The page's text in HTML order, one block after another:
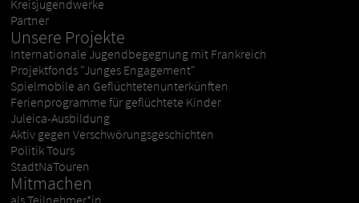
Kreisjugendwerke
Partner
Unsere Projekte
Internationale Jugendbegegnung mit Frankreich
Projektfonds "Junges Engagement"
Spielmobile an Geflüchtetenunterkünften
Ferienprogramme für geflüchtete Kinder
Juleica-Ausbildung
Aktiv gegen Verschwörungsgeschichten
Politik Tours
StadtNaTouren
Mitmachen